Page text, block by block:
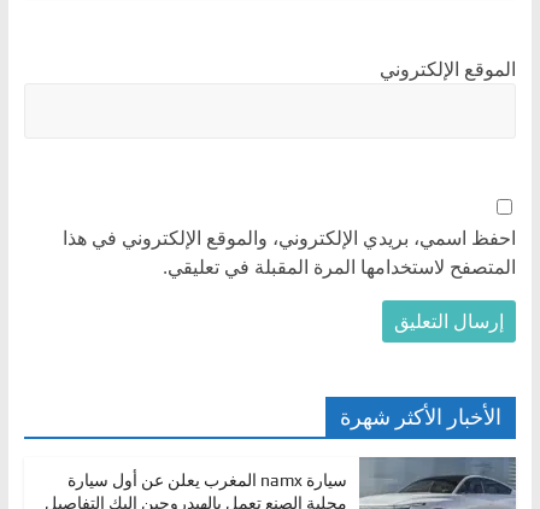
الموقع الإلكتروني
احفظ اسمي، بريدي الإلكتروني، والموقع الإلكتروني في هذا
المتصفح لاستخدامها المرة المقبلة في تعليقي.
الأخبار الأكثر شهرة
سيارة namx المغرب يعلن عن أول سيارة
محلية الصنع تعمل بالهيدروجين اليك التفاصيل